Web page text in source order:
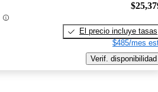
El precio incluye tasas
$485/mes
Verif. disponibilidad